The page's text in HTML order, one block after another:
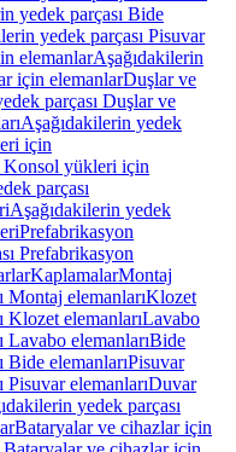
yedek parçası Bide
yedek parçası Pisuvar
elemanlarAşağıdakilerin
için elemanlarDuşlar ve
parçası Duşlar ve
Aşağıdakilerin yedek
için
Konsol yükleri için
parçası
Aşağıdakilerin yedek
Prefabrikasyon
Prefabrikasyon
KaplamalarMontaj
Montaj elemanlarıKlozet
Klozet elemanlarıLavabo
Lavabo elemanlarıBide
Bide elemanlarıPisuvar
Pisuvar elemanlarıDuvar
yedek parçası
Bataryalar ve cihazlar için